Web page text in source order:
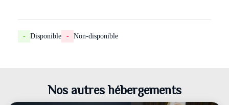
- Disponible - Non-disponible
Nos autres hébergements